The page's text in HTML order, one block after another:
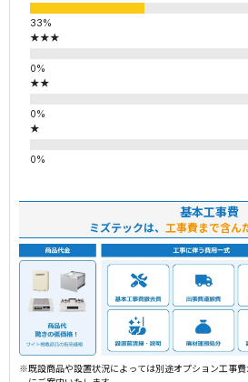
★★★
★★
★
基本工事費
ミズテックは、 工事費まで含ん
※既設商品や設置状況によっては別途オプション工事